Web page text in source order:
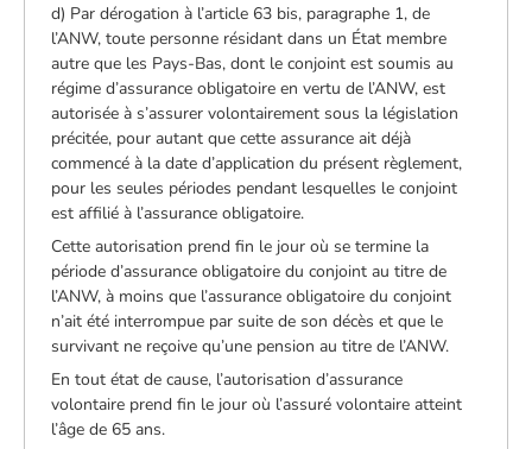
d) Par dérogation à l’article 63 bis, paragraphe 1, de
l’ANW, toute personne résidant dans un État membre
autre que les Pays-Bas, dont le conjoint est soumis au
régime d’assurance obligatoire en vertu de l’ANW, est
autorisée à s’assurer volontairement sous la législation
précitée, pour autant que cette assurance ait déjà
commencé à la date d’application du présent règlement,
pour les seules périodes pendant lesquelles le conjoint
est affilié à l’assurance obligatoire.
Cette autorisation prend fin le jour où se termine la
période d’assurance obligatoire du conjoint au titre de
l’ANW, à moins que l’assurance obligatoire du conjoint
n’ait été interrompue par suite de son décès et que le
survivant ne reçoive qu’une pension au titre de l’ANW.
En tout état de cause, l’autorisation d’assurance
volontaire prend fin le jour où l’assuré volontaire atteint
l’âge de 65 ans.